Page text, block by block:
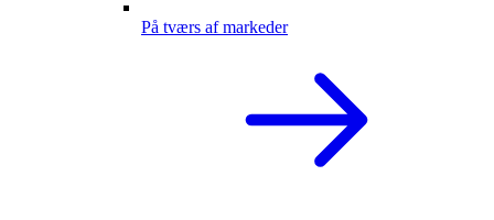
På tværs af markeder